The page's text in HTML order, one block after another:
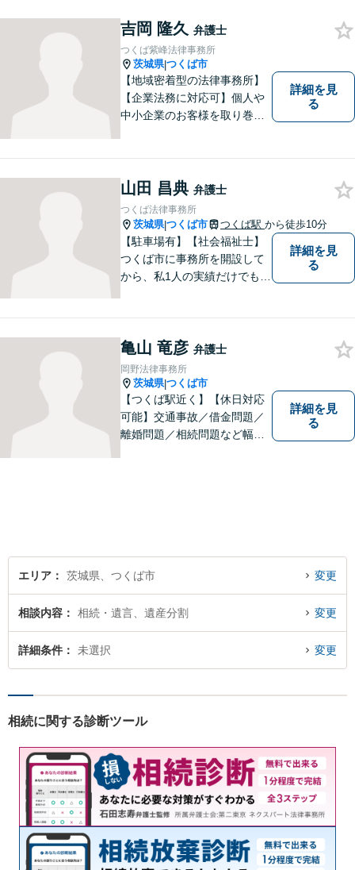
事案かどうかも含め、私が親
切・丁寧にご対応致します。
ぜひご相談ください。
吉岡 隆久 弁護士
つくば紫峰法律事務所
茨城県|つくば市
【地域密着型の法律事務所】
【企業法務に対応可】個人や
中小企業のお客様を取り巻く
人38名の案件の対応経験がご
ざいます。ぜひ、お気軽にご
相談ください。
詳細を見
る
山田 昌典 弁護士
つくば法律事務所
茨城県|つくば市 つくば駅 から徒歩10分
【駐車場有】【社会福祉士】
つくば市に事務所を開設して
から、私1人の実績だけでも、
もっと身近に、相談をもっと
気軽に」を心がけております
ので、お気軽にご相談くださ
い。
詳細を見
る
亀山 竜彦 弁護士
岡野法律事務所
茨城県|つくば市
【つくば駅近く】【休日対応
可能】交通事故／借金問題／
離婚問題／相続問題など幅広
詳細を見
る
エリア 茨城県、つくば市 変更
相談内容 相続・遺言、遺産分割 変更
詳細条件 未選択 変更
相続に関する診断ツール